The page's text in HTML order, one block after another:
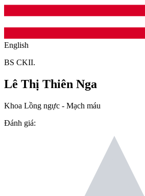
English
BS CKII.
Lê Thị Thiên Nga
Khoa Lồng ngực - Mạch máu
Đánh giá: